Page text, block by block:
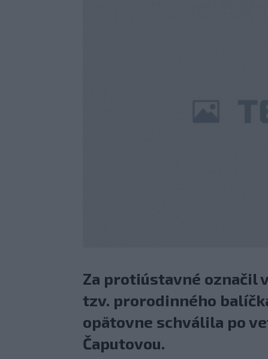
Za protiústavné označil
tzv. prorodinného
opätovne schválila po
Čaputovou.